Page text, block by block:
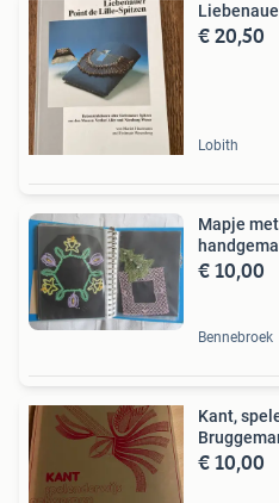
€ 20,50
Lobith
Mapje
€ 10,00
Bennebroek
Kant,
€ 10,00